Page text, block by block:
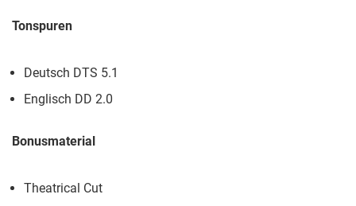
Tonspuren
Deutsch DTS 5.1
Englisch DD 2.0
Bonusmaterial
Theatrical Cut